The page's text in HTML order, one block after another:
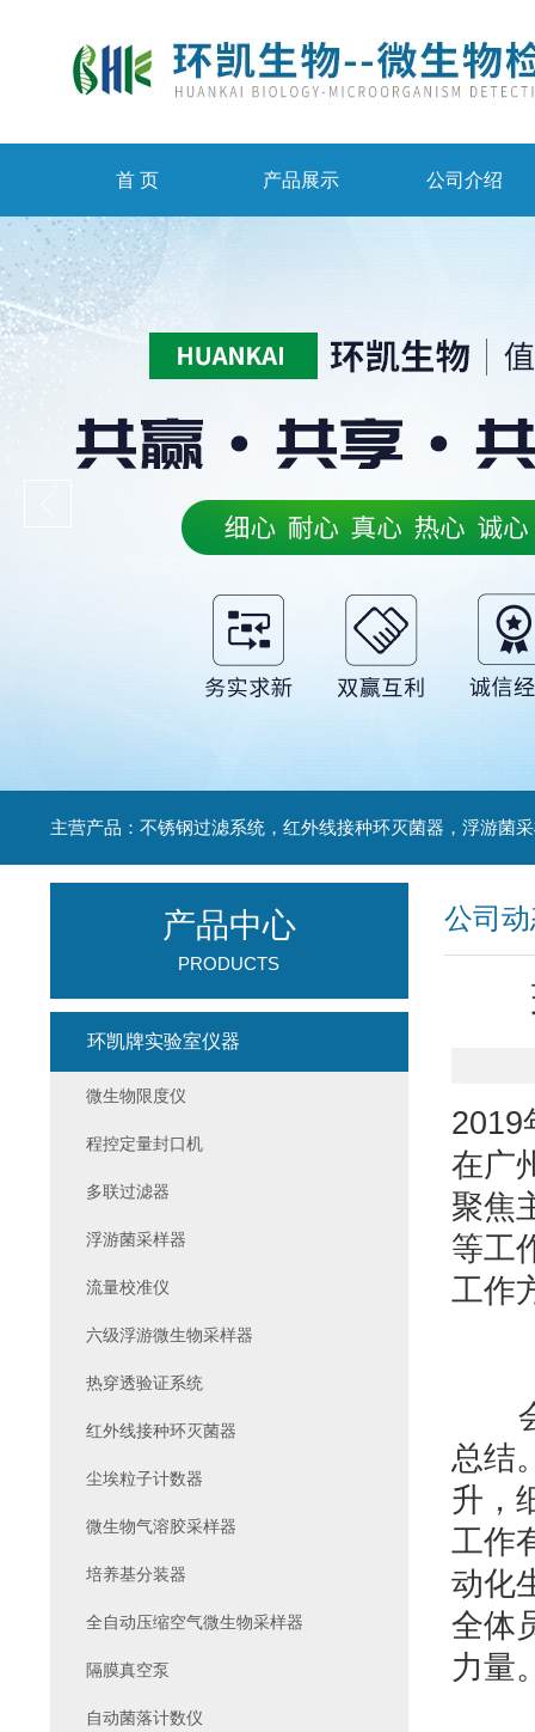
首 页 产品展示 公司介绍
公司
2019
在广
聚焦
等工
工作
会
总结
升，
工作
动化
全体
力量
产品中心
PRODUCTS
环凯牌实验室仪器
微生物限度仪
程控定量封口机
多联过滤器
浮游菌采样器
流量校准仪
六级浮游微生物采样器
热穿透验证系统
红外线接种环灭菌器
尘埃粒子计数器
微生物气溶胶采样器
培养基分装器
全自动压缩空气微生物采样器
隔膜真空泵
自动菌落计数仪